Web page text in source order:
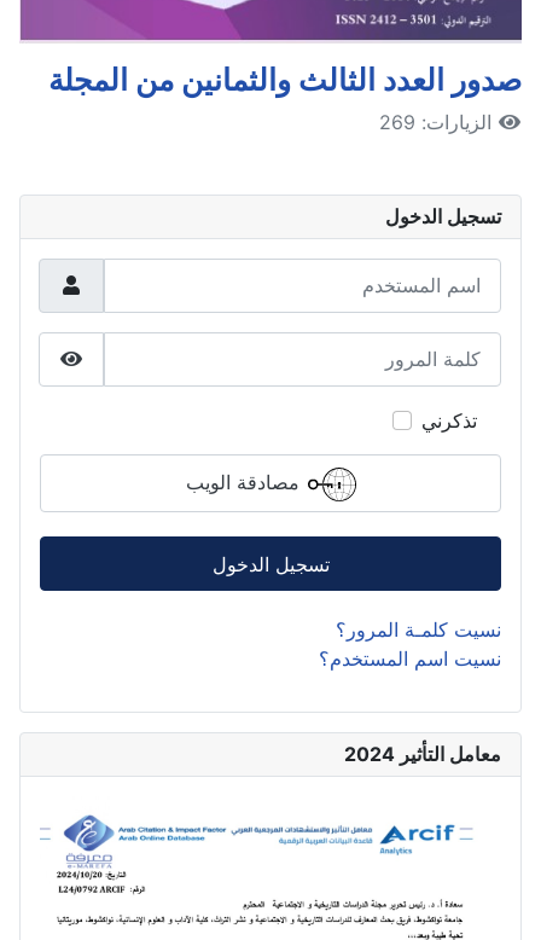
صدور العدد الثالث والثمانين من المجلة
الزيارات: 269
تسجيل الدخول
عرض
تذكرني
تسجيل الدخول
نسيت كلمـة المرور؟
نسيت اسم المستخدم؟
معامل التأثير 2024